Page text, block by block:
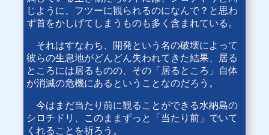
じように、フツーに観られるのになんで？と思わ
ず首をかしげてしまうものも多く含まれている。
それはすなわち、開発という名の破壊によって
彼らの生息地がどんどん失われてきた結果、居る
ところには居るものの、その「居るところ」自体
が消滅の危機にあるということなのだろう。
今はまだ当たり前に観ることができる水納島の
シロチドリ、このままずっと「当たり前」でいて
くれることを祈ろう。